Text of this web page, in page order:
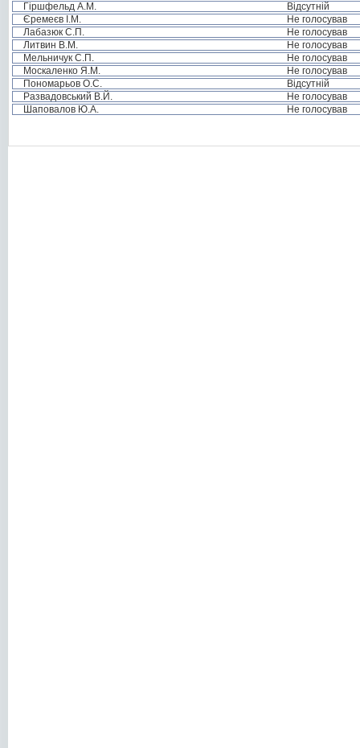
Гіршфельд А.М.
Відсутній
Єремеєв І.М.
Не голосував
Лабазюк С.П.
Не голосував
Литвин В.М.
Не голосував
Мельничук С.П.
Не голосував
Москаленко Я.М.
Не голосував
Пономарьов О.С.
Відсутній
Развадовський В.Й.
Не голосував
Шаповалов Ю.А.
Не голосував